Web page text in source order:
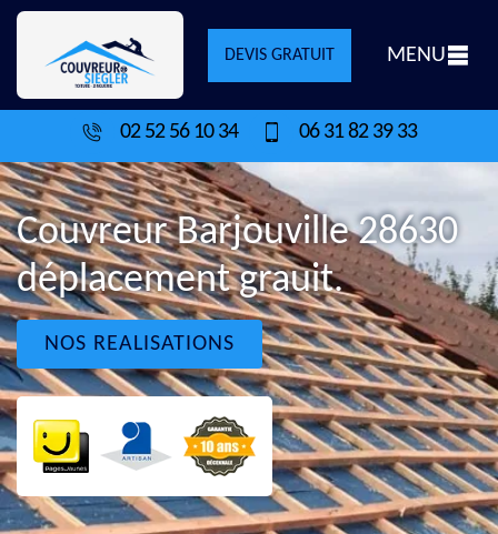
DEVIS GRATUIT MENU
02 52 56 10 34 06 31 82 39 33
Couvreur Barjouville 28630
déplacement grauit.
NOS REALISATIONS